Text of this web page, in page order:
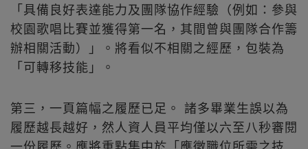
「具備良好表達能力及團隊協作經驗（例如：參與
校園歌唱比賽並獲得第一名，其間曾與團隊合作籌
辦相關活動）」。將看似不相關之經歷，包裝為
「可轉移技能」。
第三，一頁篇幅之履歷已足。 諸多畢業生誤以為
履歷越長越好，然人資人員平均僅以六至八秒審閱